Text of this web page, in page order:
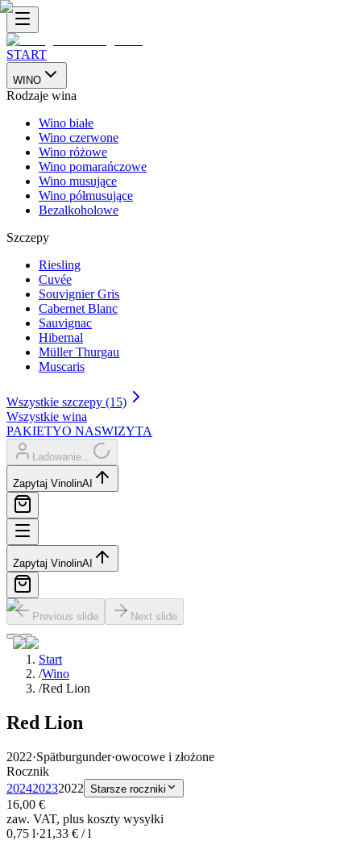
START
WINO
Rodzaje wina
Wino białe
Wino czerwone
Wino różowe
Wino pomarańczowe
Wino musujące
Wino półmusujące
Bezalkoholowe
Szczepy
Riesling
Cuvée
Souvignier Gris
Cabernet Blanc
Sauvignac
Hibernal
Müller Thurgau
Muscaris
Wszystkie szczepy (15)
Wszystkie wina
PAKIETYO NASWIZYTA
Ładowanie…
Zapytaj VinolinAI
Zapytaj VinolinAI
Previous slide Next slide
Start
/Wino
/Red Lion
Red Lion
2022·Spätburgunder·owocowe i złożone
Rocznik
202420232022 Starsze roczniki
16,00 €
zaw. VAT, plus koszty wysyłki
0,75 l·21,33 € / l